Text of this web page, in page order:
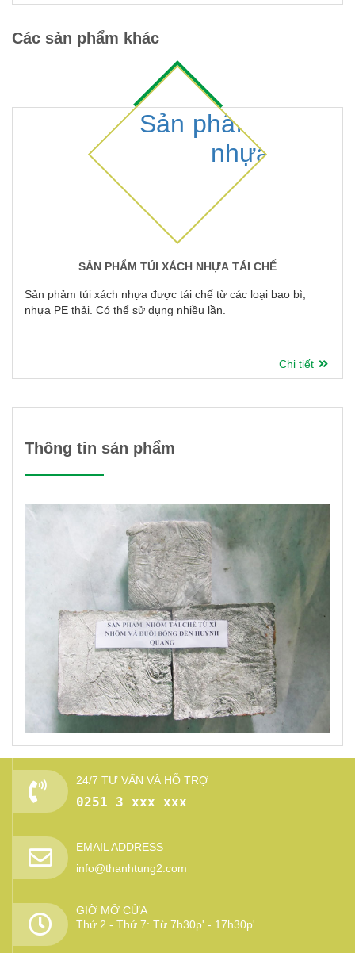
Các sản phẩm khác
SẢN PHẨM TÚI XÁCH NHỰA TÁI CHẾ
Sản phảm túi xách nhựa được tái chế từ các loại bao bì,
nhựa PE thải. Có thể sử dụng nhiều lần.
Chi tiết
Thông tin sản phẩm
24/7 TƯ VẤN VÀ HỖ TRỢ
0251 3 xxx xxx
EMAIL ADDRESS
info@thanhtung2.com
GIỜ MỞ CỬA
Thứ 2 - Thứ 7: Từ 7h30p' - 17h30p'